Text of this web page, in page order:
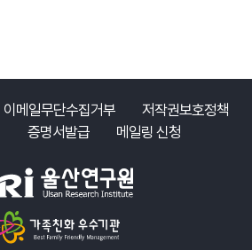
이메일무단수집거부
저작권보호정책
증명서발급 메일링 신청